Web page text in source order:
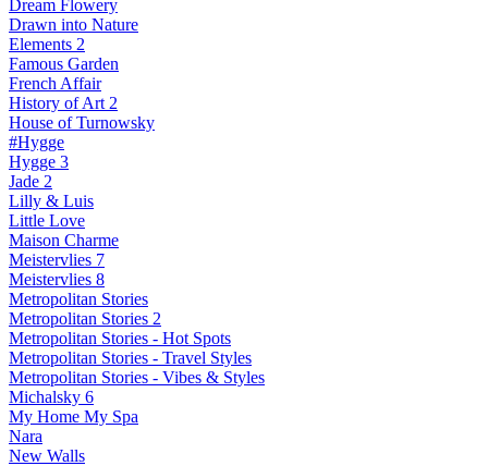
Dream Flowery
Drawn into Nature
Elements 2
Famous Garden
French Affair
History of Art 2
House of Turnowsky
#Hygge
Hygge 3
Jade 2
Lilly & Luis
Little Love
Maison Charme
Meistervlies 7
Meistervlies 8
Metropolitan Stories
Metropolitan Stories 2
Metropolitan Stories - Hot Spots
Metropolitan Stories - Travel Styles
Metropolitan Stories - Vibes & Styles
Michalsky 6
My Home My Spa
Nara
New Walls